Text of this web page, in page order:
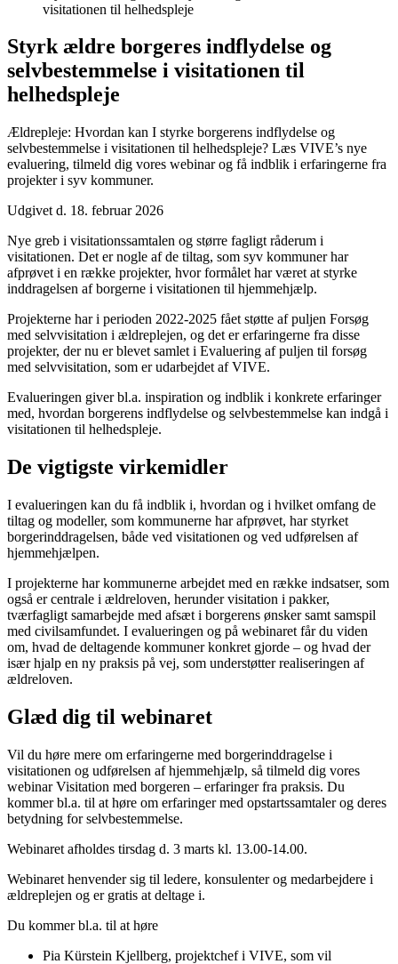
visitationen til helhedspleje
Styrk ældre borgeres indflydelse og
selvbestemmelse i visitationen til
helhedspleje
Ældrepleje: Hvordan kan I styrke borgerens indflydelse og
selvbestemmelse i visitationen til helhedspleje? Læs VIVE’s nye
evaluering, tilmeld dig vores webinar og få indblik i erfaringerne fra
projekter i syv kommuner.
Udgivet d. 18. februar 2026
Nye greb i visitationssamtalen og større fagligt råderum i
visitationen. Det er nogle af de tiltag, som syv kommuner har
afprøvet i en række projekter, hvor formålet har været at styrke
inddragelsen af borgerne i visitationen til hjemmehjælp.
Projekterne har i perioden 2022-2025 fået støtte af puljen Forsøg
med selvvisitation i ældreplejen, og det er erfaringerne fra disse
projekter, der nu er blevet samlet i Evaluering af puljen til forsøg
med selvvisitation, som er udarbejdet af VIVE.
Evalueringen giver bl.a. inspiration og indblik i konkrete erfaringer
med, hvordan borgerens indflydelse og selvbestemmelse kan indgå i
visitationen til helhedspleje.
De vigtigste virkemidler
I evalueringen kan du få indblik i, hvordan og i hvilket omfang de
tiltag og modeller, som kommunerne har afprøvet, har styrket
borgerinddragelsen, både ved visitationen og ved udførelsen af
hjemmehjælpen.
I projekterne har kommunerne arbejdet med en række indsatser, som
også er centrale i ældreloven, herunder visitation i pakker,
tværfagligt samarbejde med afsæt i borgerens ønsker samt samspil
med civilsamfundet. I evalueringen og på webinaret får du viden
om, hvad de deltagende kommuner konkret gjorde – og hvad der
især hjalp en ny praksis på vej, som understøtter realiseringen af
ældreloven.
Glæd dig til webinaret
Vil du høre mere om erfaringerne med borgerinddragelse i
visitationen og udførelsen af hjemmehjælp, så tilmeld dig vores
webinar Visitation med borgeren – erfaringer fra praksis. Du
kommer bl.a. til at høre om erfaringer med opstartssamtaler og deres
betydning for selvbestemmelse.
Webinaret afholdes tirsdag d. 3 marts kl. 13.00-14.00.
Webinaret henvender sig til ledere, konsulenter og medarbejdere i
ældreplejen og er gratis at deltage i.
Du kommer bl.a. til at høre
Pia Kürstein Kjellberg, projektchef i VIVE, som vil